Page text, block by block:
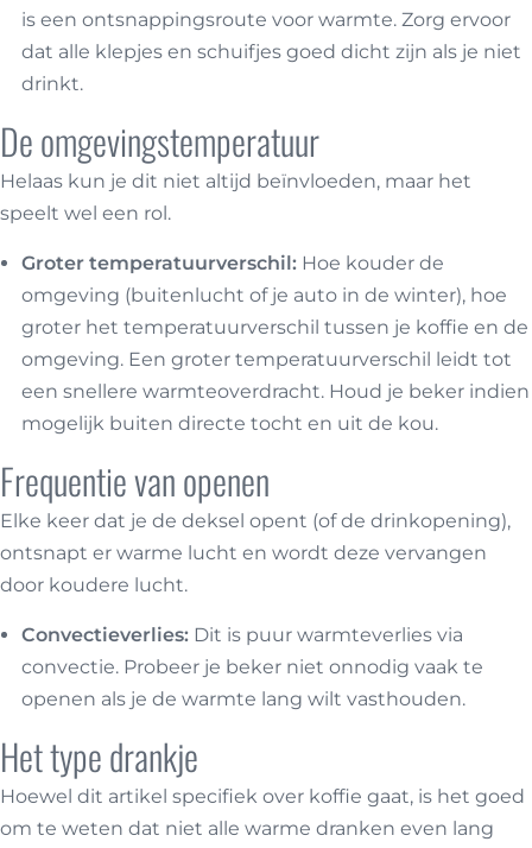
is een ontsnappingsroute voor warmte. Zorg ervoor
dat alle klepjes en schuifjes goed dicht zijn als je niet
drinkt.
De omgevingstemperatuur
Helaas kun je dit niet altijd beïnvloeden, maar het
speelt wel een rol.
Groter temperatuurverschil: Hoe kouder de
omgeving (buitenlucht of je auto in de winter), hoe
groter het temperatuurverschil tussen je koffie en de
omgeving. Een groter temperatuurverschil leidt tot
een snellere warmteoverdracht. Houd je beker indien
mogelijk buiten directe tocht en uit de kou.
Frequentie van openen
Elke keer dat je de deksel opent (of de drinkopening),
ontsnapt er warme lucht en wordt deze vervangen
door koudere lucht.
Convectieverlies: Dit is puur warmteverlies via
convectie. Probeer je beker niet onnodig vaak te
openen als je de warmte lang wilt vasthouden.
Het type drankje
Hoewel dit artikel specifiek over koffie gaat, is het goed
om te weten dat niet alle warme dranken even lang